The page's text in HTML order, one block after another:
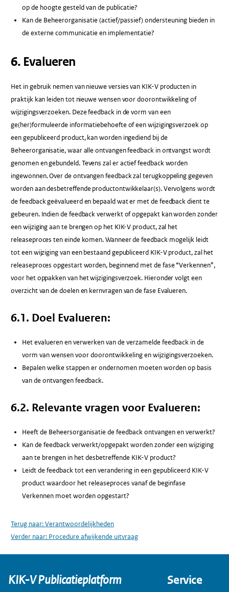
op de hoogte gesteld van de publicatie?
Kan de Beheerorganisatie (actief/passief) ondersteuning bieden in
de externe communicatie en implementatie?
6. Evalueren
Het in gebruik nemen van nieuwe versies van KIK-V producten in
praktijk kan leiden tot nieuwe wensen voor doorontwikkeling of
wijzigingsverzoeken. Deze feedback in de vorm van een
ge(her)formuleerde informatiebehoefte of een wijzigingsverzoek op
een gepubliceerd product, kan worden ingediend bij de
Beheerorganisatie, waar alle ontvangen feedback in ontvangst wordt
genomen en gebundeld. Tevens zal er actief feedback worden
ingewonnen. Over de ontvangen feedback zal terugkoppeling gegeven
worden aan desbetreffende productontwikkelaar(s). Vervolgens wordt
de feedback geëvalueerd en bepaald wat er met de feedback dient te
gebeuren. Indien de feedback verwerkt of opgepakt kan worden zonder
een wijziging aan te brengen op het KIK-V product, zal het
releaseproces ten einde komen. Wanneer de feedback mogelijk leidt
tot een wijziging van een bestaand gepubliceerd KIK-V product, zal het
releaseproces opgestart worden, beginnend met de fase “Verkennen”,
voor het oppakken van het wijzigingsverzoek. Hieronder volgt een
overzicht van de doelen en kernvragen van de fase Evalueren.
6.1. Doel Evalueren:
Het evalueren en verwerken van de verzamelde feedback in de
vorm van wensen voor doorontwikkeling en wijzigingsverzoeken.
Bepalen welke stappen er ondernomen moeten worden op basis
van de ontvangen feedback.
6.2. Relevante vragen voor Evalueren:
Heeft de Beheersorganisatie de feedback ontvangen en verwerkt?
Kan de feedback verwerkt/opgepakt worden zonder een wijziging
aan te brengen in het desbetreffende KIK-V product?
Leidt de feedback tot een verandering in een gepubliceerd KIK-V
product waardoor het releaseproces vanaf de beginfase
Verkennen moet worden opgestart?
Terug naar:Verantwoordelijkheden
Verder naar: Procedure afwijkende uitvraag
KIK-V Publicatieplatform Service